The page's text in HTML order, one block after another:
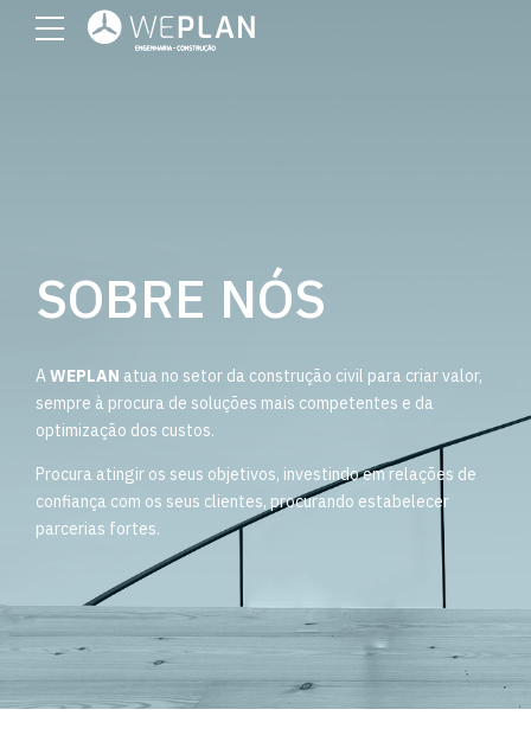
SOBRE NÓS
AWEPLAN atua no setor da construção civil para criar valor,
sempre à procura de soluções mais competentes e da
optimização dos custos.
Procura atingir os seus objetivos, investindo em relações de
confiança com os seus clientes, procurando estabelecer
parcerias fortes.